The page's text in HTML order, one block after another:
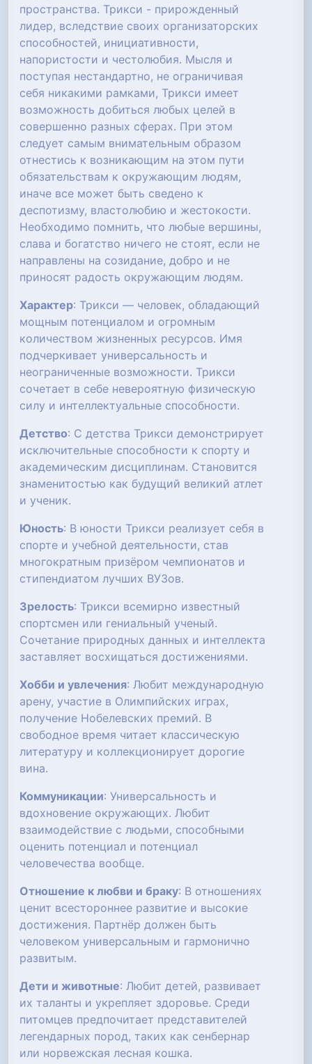
пространства. Трикси - прирожденный
лидер, вследствие своих организаторских
способностей, инициативности,
напористости и честолюбия. Мысля и
поступая нестандартно, не ограничивая
себя никакими рамками, Трикси имеет
возможность добиться любых целей в
совершенно разных сферах. При этом
следует самым внимательным образом
отнестись к возникающим на этом пути
обязательствам к окружающим людям,
иначе все может быть сведено к
деспотизму, властолюбию и жестокости.
Необходимо помнить, что любые вершины,
слава и богатство ничего не стоят, если не
направлены на созидание, добро и не
приносят радость окружающим людям.
Характер: Трикси — человек, обладающий
мощным потенциалом и огромным
количеством жизненных ресурсов. Имя
подчеркивает универсальность и
неограниченные возможности. Трикси
сочетает в себе невероятную физическую
силу и интеллектуальные способности.
Детство: С детства Трикси демонстрирует
исключительные способности к спорту и
академическим дисциплинам. Становится
знаменитостью как будущий великий атлет
и ученик.
Юность: В юности Трикси реализует себя в
спорте и учебной деятельности, став
многократным призёром чемпионатов и
стипендиатом лучших ВУЗов.
Зрелость: Трикси всемирно известный
спортсмен или гениальный ученый.
Сочетание природных данных и интеллекта
заставляет восхищаться достижениями.
Хобби и увлечения: Любит международную
арену, участие в Олимпийских играх,
получение Нобелевских премий. В
свободное время читает классическую
литературу и коллекционирует дорогие
вина.
Коммуникации: Универсальность и
вдохновение окружающих. Любит
взаимодействие с людьми, способными
оценить потенциал и потенциал
человечества вообще.
Отношение к любви и браку: В отношениях
ценит всестороннее развитие и высокие
достижения. Партнёр должен быть
человеком универсальным и гармонично
развитым.
Дети и животные: Любит детей, развивает
их таланты и укрепляет здоровье. Среди
питомцев предпочитает представителей
легендарных пород, таких как сенбернар
или норвежская лесная кошка.